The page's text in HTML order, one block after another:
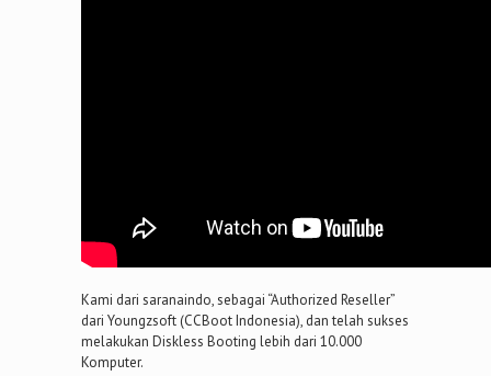
Kami dari saranaindo, sebagai “Authorized Reseller”
dari Youngzsoft (CCBoot Indonesia), dan telah sukses
melakukan Diskless Booting lebih dari 10.000
Komputer.